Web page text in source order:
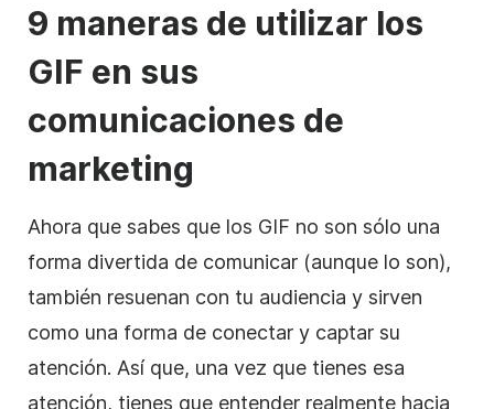
9 maneras de utilizar los
GIF en sus
comunicaciones de
marketing
Ahora que sabes que los GIF no son sólo una
forma divertida de comunicar (aunque lo son),
también resuenan con tu audiencia y sirven
como una forma de conectar y captar su
atención. Así que, una vez que tienes esa
atención, tienes que entender realmente hacia